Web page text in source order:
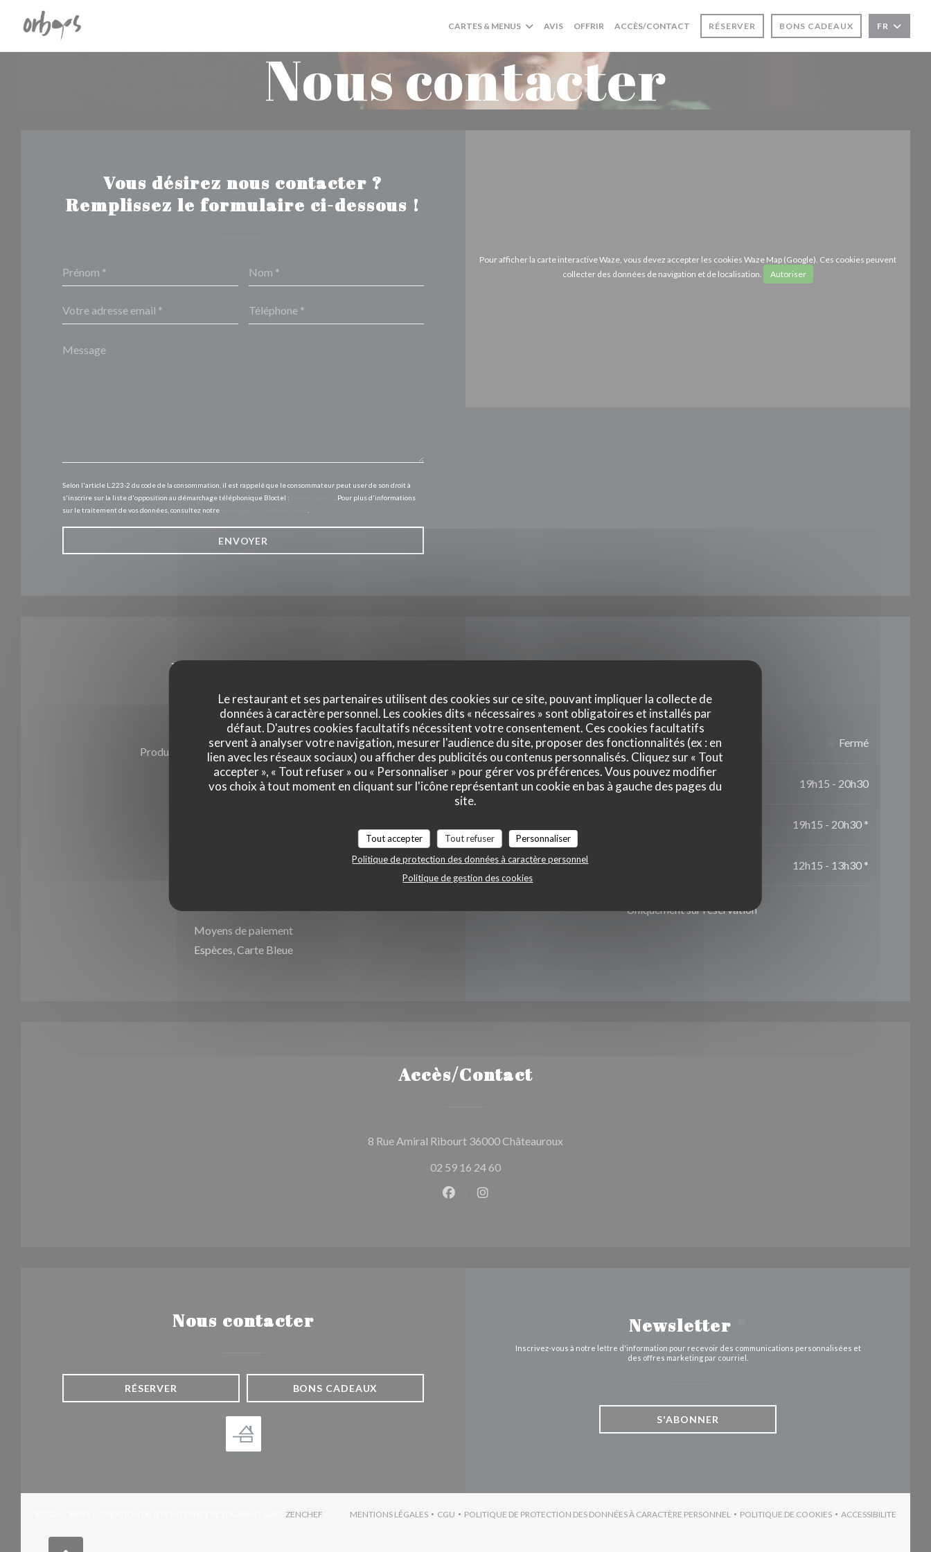
Personnalisation de vos choix en matière de cookies
Le restaurant et ses partenaires utilisent des cookies sur ce site, pouvant impliquer la collecte de
données à caractère personnel. Les cookies dits « nécessaires » sont obligatoires et installés par
défaut. D'autres cookies facultatifs nécessitent votre consentement. Ces cookies facultatifs
servent à analyser votre navigation, mesurer l'audience du site, proposer des fonctionnalités (ex : en
lien avec les réseaux sociaux) ou afficher des publicités ou contenus personnalisés. Cliquez sur « Tout
accepter », « Tout refuser » ou « Personnaliser » pour gérer vos préférences. Vous pouvez modifier
vos choix à tout moment en cliquant sur l'icône représentant un cookie en bas à gauche des pages du
site.
Tout accepter Tout refuser
Personnaliser
Politique de protection des données à caractère personnel
Politique de gestion des cookies
CARTES & MENUS AVIS OFFRIR((OUVRE UNE NOUVELLE FENÊTRE))
ACCÈS/CONTACT RÉSERVER BONS CADEAUX FR
Nous contacter
Vous désirez nous contacter ?
Remplissez le formulaire ci-dessous !
Selon l'article L.223-2 du code de la consommation, il est rappelé que le consommateur peut user de son droit à
s'inscrire sur la liste d'opposition au démarchage téléphonique Bloctel :
. Pour plus d'informations
sur le traitement de vos données, consultez notre
Pour afficher la carte interactive Waze, vous devez accepter les cookies Waze Map (Google). Ces cookies peuvent
collecter des données de navigation et de localisation.
Autoriser
Infos pratiques
Cuisine
Produits Locaux , Produits frais, Fait maison
Type de restaurant
Moyens de paiement
Espèces, Carte Bleue
Lun-Mar Fermé
Mercredi 19h15 - 20h30
19h15 - 20h30 *
Dimanche 12h15 - 13h30 *
* Uniquement sur réservation
Accès/Contact
8 Rue Amiral Ribourt 36000 Châteauroux((ouvre une nouvelle fenêtre))
02 59 16 24 60
Facebook ((ouvre une nouvelle fenêtre))
Instagram ((ouvre une nouvelle fenêtre))
Nous contacter
RÉSERVER BONS CADEAUX
Newsletter
Inscrivez-vous à notre lettre d'information pour recevoir des communications personnalisées et
des offres marketing par courriel.
S'ABONNER
ZENCHEF ((OUVRE UNE NOUVELLE FENÊTRE))
MENTIONS LÉGALES
((OUVRE UNE NOUVELLE FENÊTRE))
CGU
((OUVRE UNE NOUVELLE FENÊTRE))
POLITIQUE DE PROTECTION DES DONNÉES À CARACTÈRE PERSONNEL
((OUVRE UNE NOUVELLE FENÊTRE))
POLITIQUE DE COOKIES
((OUVRE UNE NOUVELLE FENÊTRE))
ACCESSIBILITE
((OUVRE UNE